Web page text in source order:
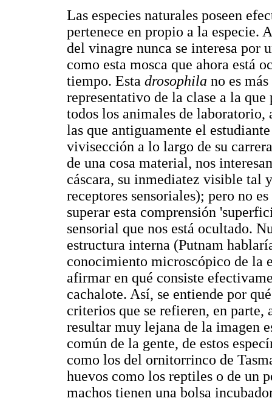
Las especies naturales poseen
pertenece en propio a la especie.
del vinagre nunca se interesa por
como esta mosca que ahora está
tiempo. Esta drosophila no es
representativo de la clase a la
todos los animales de laboratorio,
las que antiguamente el
vivisección a lo largo de su
de una cosa material, nos
cáscara, su inmediatez visible tal
receptores sensoriales); pero no
superar esta comprensión
sensorial que nos está ocultado.
estructura interna (Putnam
conocimiento microscópico de la
afirmar en qué consiste
cachalote. Así, se entiende por
criterios que se refieren, en parte,
resultar muy lejana de la imagen
común de la gente, de estos
como los del ornitorrinco de
huevos como los reptiles o de un
machos tienen una bolsa